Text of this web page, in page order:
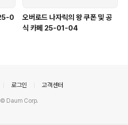
오버로드 나자릭의 왕 쿠폰 및 공
식 카페 25-01-04
로그인 고객센터
© Daum Corp.